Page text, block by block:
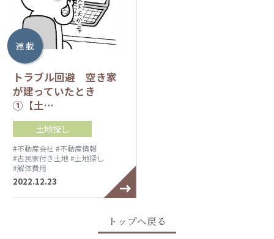
連 載
トラブル回避 空き家
が建っていたとき
①【土…
土地探し
#不動産会社 #不動産情報
#古民家付き土地#土地探し
#解体費用
2022.12.23
トップへ戻る